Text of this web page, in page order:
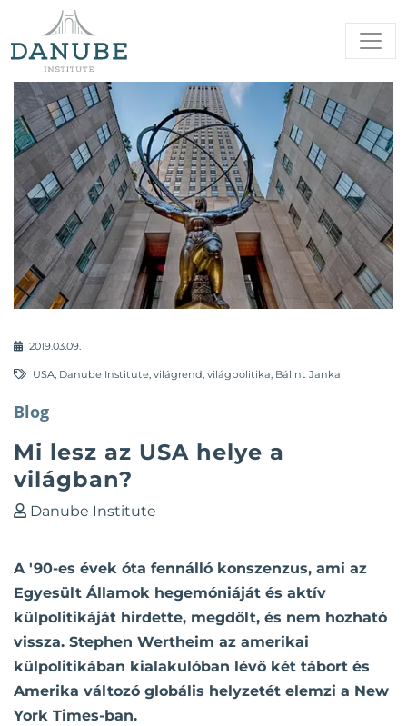
2019.03.09.
USA, Danube Institute, világrend, világpolitika, Bálint Janka
Blog
Mi lesz az USA helye a
világban?
Danube Institute
A '90-es évek óta fennálló konszenzus, ami az
Egyesült Államok hegemóniáját és aktív
külpolitikáját hirdette, megdőlt, és nem hozható
vissza. Stephen Wertheim az amerikai
külpolitikában kialakulóban lévő két tábort és
Amerika változó globális helyzetét elemzi a New
York Times-ban.